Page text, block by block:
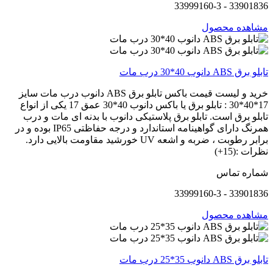
33901836 - 33999160-3
مشاهده محصول
تابلو برق ABS دانوب 40*30 درب مات
خرید و لیست قیمت باکس تابلو برق ABS دانوب درب مات سایز
17*40*30 : تابلو برق یا باکس دانوب 40*30 عمق 17 یکی از انواع
تابلو برق است. تابلو برق پلاستیکی دانوب با بدنه ای مات و درب
همرنگ دارای گواهینامه استاندارد و درجه حفاظتی IP65 بوده و در
برابر رطوبت ، ضربه و اشعه UV خورشید مقاومت بالایی دارد.
نظرات :(15+)
شماره تماس
33901836 - 33999160-3
مشاهده محصول
تابلو برق ABS دانوب 35*25 درب مات